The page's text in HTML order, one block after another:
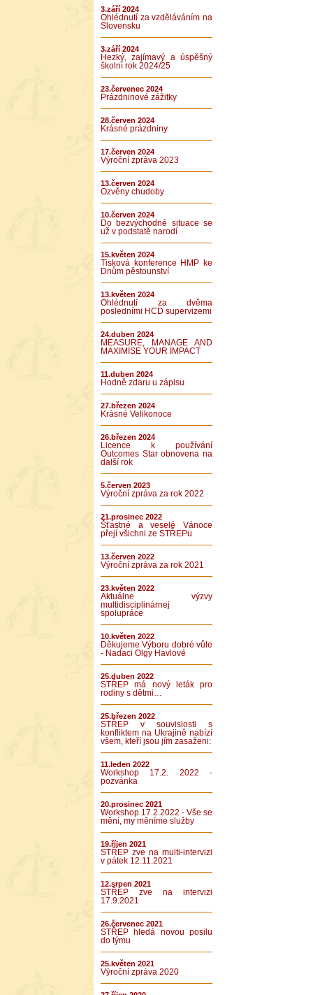
3.září 2024
Ohlédnutí za vzděláváním na
Slovensku
3.září 2024
Hezký, zajímavý a úspěšný
školní rok 2024/25
23.červenec 2024
Prázdninové zážitky
28.červen 2024
Krásné prázdniny
17.červen 2024
Výroční zpráva 2023
13.červen 2024
Ozvěny chudoby
10.červen 2024
Do bezvýchodné situace se
už v podstatě narodí
15.květen 2024
Tisková konference HMP ke
Dnům pěstounství
13.květen 2024
Ohlédnutí za dvěma
posledními HCD supervizemi
24.duben 2024
MEASURE, MANAGE AND
MAXIMISE YOUR IMPACT
11.duben 2024
Hodně zdaru u zápisu
27.březen 2024
Krásné Velikonoce
26.březen 2024
Licence k používání
Outcomes Star obnovena na
další rok
5.červen 2023
Výroční zpráva za rok 2022
21.prosinec 2022
Šťastné a veselé Vánoce
přejí všichni ze STŘEPu
13.červen 2022
Výroční zpráva za rok 2021
23.květen 2022
Aktuálne výzvy
multidisciplinárnej
spolupráce
10.květen 2022
Děkujeme Výboru dobré vůle
- Nadaci Olgy Havlové
25.duben 2022
STŘEP má nový leták pro
rodiny s dětmi…
25.březen 2022
STŘEP v souvislosti s
konfliktem na Ukrajině nabízí
všem, kteří jsou jím zasaženi:
11.leden 2022
Workshop 17.2. 2022 -
pozvánka
20.prosinec 2021
Workshop 17.2.2022 - Vše se
mění, my měníme služby
19.říjen 2021
STŘEP zve na multi-intervizi
v pátek 12.11.2021
12.srpen 2021
STŘEP zve na intervizi
17.9.2021
26.červenec 2021
STŘEP hledá novou posilu
do týmu
25.květen 2021
Výroční zpráva 2020